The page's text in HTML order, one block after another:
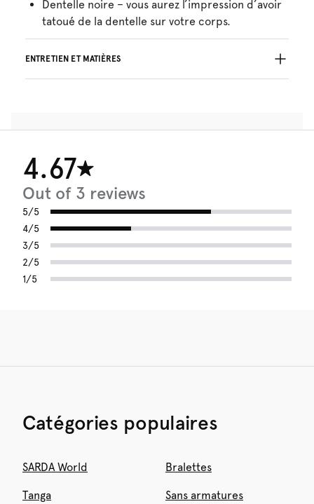
Dentelle noire – vous aurez l’impression d’avoir
tatoué de la dentelle sur votre corps.
ENTRETIEN ET MATIÈRES
Polyamide:90%, Elasthanne:10%
4.67
Out of 3 reviews
5/5
4/5
3/5
2/5
1/5
Catégories populaires
SARDA World Bralettes
Tanga Sans armatures